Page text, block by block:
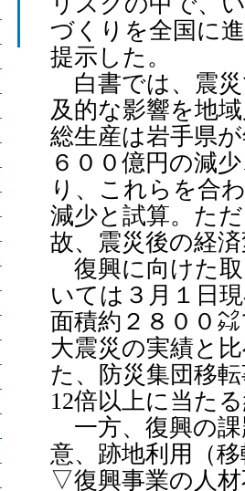
づくりを全国に
提示した。
白書では、震災
及的な影響を地
総生産は岩手県
６００億円の減
り、これらを合
減少と試算。た
故、震災後の経
復興に向けた
いては３月１日
面積約２８００
大震災の実績と
た、防災集団移
12倍以上に当た
一方、復興の
意、跡地利用（
▽復興事業の人